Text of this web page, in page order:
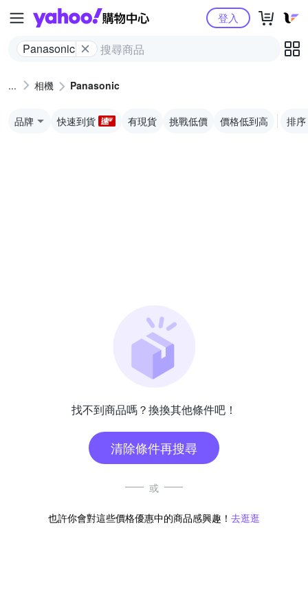
Yahoo購物中心
Panasonic
登入
相機 Panasonic
品牌 快速到貨 有現貨 挑戰低價 價格低到高 排序
找不到商品嗎？換換其他條件吧！
清除條件再搜尋
或
也許你會對這些價格優惠中的商品感興趣！ 去逛逛